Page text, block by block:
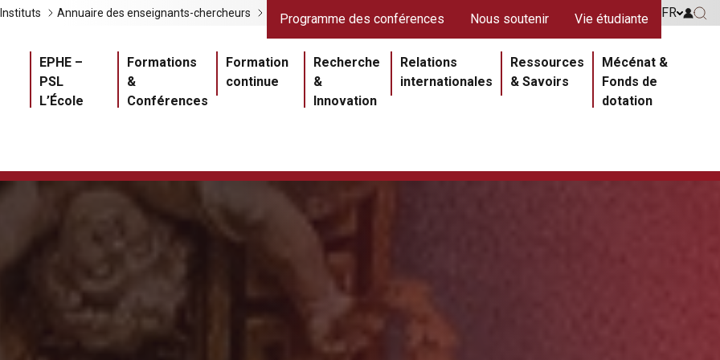
Navigation principale
EPHE –
PSL
L’École
Formations
&
Conférences
Formation
continue
Recherche
&
Innovation
Relations
internationales
Ressources
& Savoirs
Mécénat &
Fonds de
dotation
Liens gris
Instituts Annuaire des enseignants-chercheurs Liens rouges
Programme des conférences Nous soutenir Vie étudiante FR Go to
Go
Section